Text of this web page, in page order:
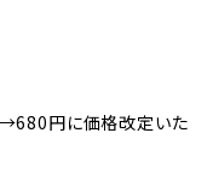
円に価格改定いた